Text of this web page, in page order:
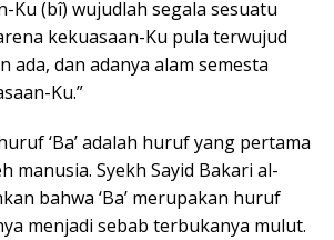
Ku (bî) wujudlah segala sesuatu
kekuasaan-Ku pula terwujud
ada, dan adanya alam semesta
Ku.”
‘Ba’ adalah huruf yang pertama
manusia. Syekh Sayid Bakari al-
bahwa ‘Ba’ merupakan huruf
menjadi sebab terbukanya mulut.